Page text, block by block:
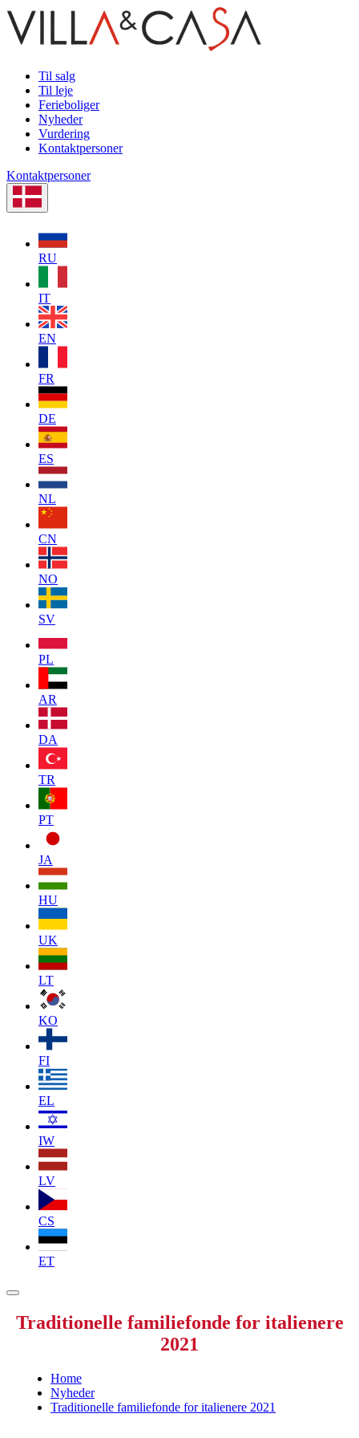
Til salg
Til leje
Ferieboliger
Nyheder
Vurdering
Kontaktpersoner
Kontaktpersoner
RU
IT
EN
FR
DE
ES
NL
CN
NO
SV
PL
AR
DA
TR
PT
JA
HU
UK
LT
KO
FI
EL
IW
LV
CS
ET
Traditionelle familiefonde for italienere
2021
Home
Nyheder
Traditionelle familiefonde for italienere 2021